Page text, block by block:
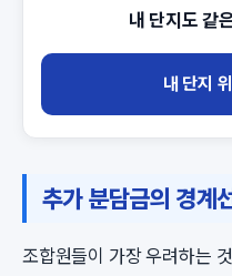
내 단지도 같
내 단지
추가 분담금의 경계
조합원들이 가장 우려하는